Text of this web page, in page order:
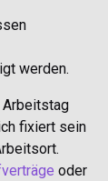
werden.
fixiert sein
oder